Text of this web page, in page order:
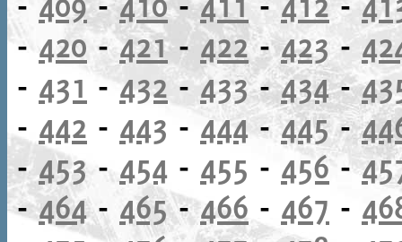
- 420 -421-422-423-
- 431 -432 -433-434-
- 442 - 443 - 444-445-
-453- 454 - 455 - 456-
-464- 465-466 - 467 -